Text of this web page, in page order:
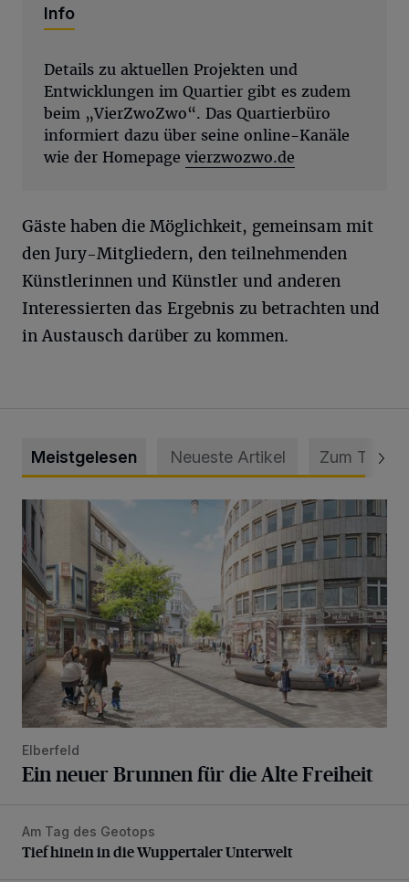
Info
Details zu aktuellen Projekten und
Entwicklungen im Quartier gibt es zudem
beim „VierZwoZwo“. Das Quartierbüro
informiert dazu über seine online-Kanäle
wie der Homepage vierzwozwo.de
Gäste haben die Möglichkeit, gemeinsam mit
den Jury-Mitgliedern, den teilnehmenden
Künstlerinnen und Künstler und anderen
Interessierten das Ergebnis zu betrachten und
in Austausch darüber zu kommen.
Meistgelesen Neueste Artikel Zum Thema
Ein neuer Brunnen für die Alte Freiheit
Elberfeld
Ein neuer Brunnen für die Alte Freiheit
Tief hinein in die Wuppertaler Unterwelt
Am Tag des Geotops
Tief hinein in die Wuppertaler Unterwelt